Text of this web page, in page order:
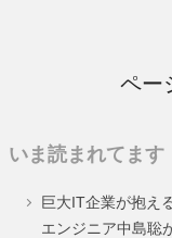
ペー
いま読まれてます
巨大IT企業が抱え
エンジニア中島聡